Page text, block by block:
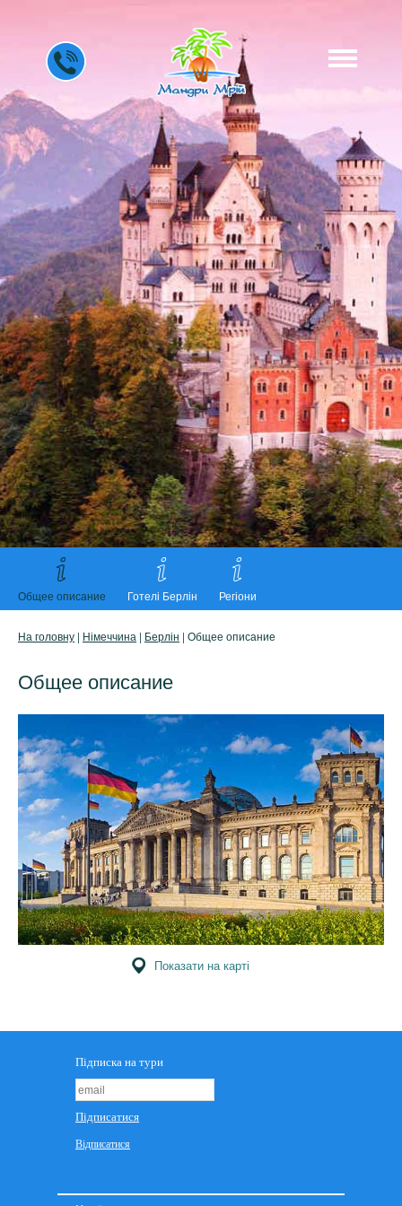
Общее описание Готелі Берлін Регіони
На головну | Німеччина | Берлін | Общее описание
Общее описание
Показати на карті